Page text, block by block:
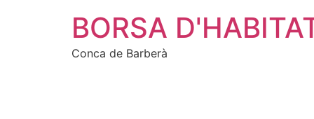
BORSA
Conca de Barberà